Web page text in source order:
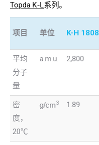
Topda K-L系列。
项目 单位 K-H 1808
平均
分子
量
a.m.u. 2,800
密
度，
20℃
g/cm3 1.89